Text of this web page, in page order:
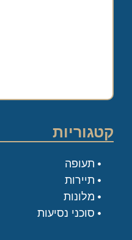
קטגוריות
תעופה
תיירות
מלונות
סוכני נסיעות